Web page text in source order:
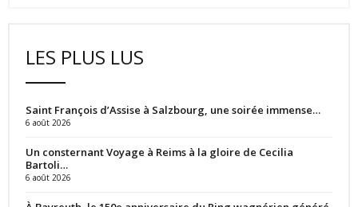
LES PLUS LUS
Saint François d’Assise à Salzbourg, une soirée immense…
6 août 2026
Un consternant Voyage à Reims à la gloire de Cecilia
Bartoli…
6 août 2026